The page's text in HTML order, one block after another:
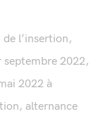
l’insertion,
septembre 2022,
2022 à
alternance